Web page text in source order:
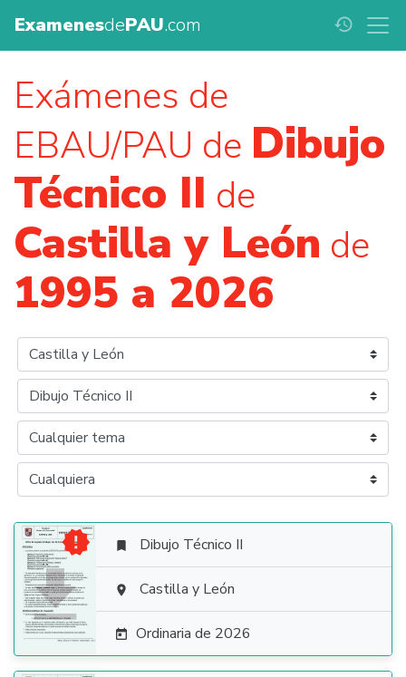
ExamenesdePAU.com history
Exámenes de
EBAU/PAU de Dibujo
Técnico II de
Castilla y León de
1995 a 2026

  Dibujo Técnico II
 Castilla y León
 Ordinaria de 2026